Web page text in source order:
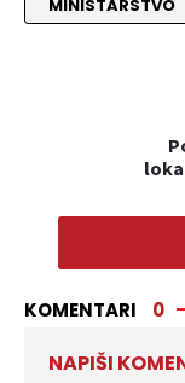
MINISTARSTVO
KOMENTARI 0
NAPIŠI